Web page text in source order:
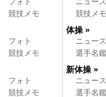
競技メモ
フォト
競技メモ
フォト
競技メモ
競技メモ
体操 »
ニュース
選手名鑑
新体操 »
ニュース
選手名鑑